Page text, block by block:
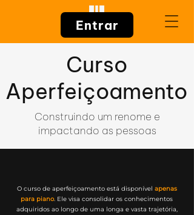
Entrar
Curso
Aperfeiçoamento
Construindo um renome e
impactando as pessoas
O curso de aperfeiçoamento está disponível apenas
para piano. Ele visa consolidar os conhecimentos
adquiridos ao longo de uma longa e vasta trajetória,